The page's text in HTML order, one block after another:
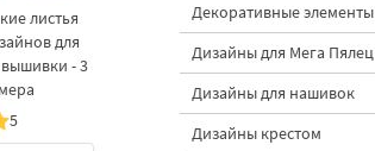
листья
для
- 3
5
Декоративные элементы
Дизайны для Мега Пялец
Дизайны для нашивок
Дизайны крестом